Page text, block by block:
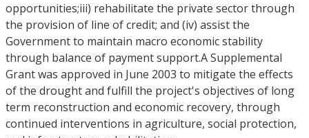
opportunities;iii) rehabilitate the private sector through
the provision of line of credit; and (iv) assist the
Government to maintain macro economic stability
through balance of payment support.A Supplemental
Grant was approved in June 2003 to mitigate the effects
of the drought and fulfill the project's objectives of long
term reconstruction and economic recovery, through
continued interventions in agriculture, social protection,